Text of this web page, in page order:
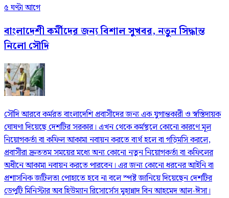
৫ ঘণ্টা আগে
বাংলাদেশী কর্মীদের জন্য বিশাল সুখবর, নতুন সিদ্ধান্ত
নিলো সৌদি
সৌদি আরবে কর্মরত বাংলাদেশি প্রবাসীদের জন্য এক যুগান্তকারী ও স্বস্তিদায়ক
ঘোষণা দিয়েছে দেশটির সরকার। এখন থেকে কর্মস্থলে কোনো কারণে মূল
নিয়োগকর্তা বা কফিল আকামা নবায়ন করতে ব্যর্থ হলে বা গড়িমসি করলে,
প্রবাসীরা দ্রুততম সময়ের মধ্যে অন্য কোনো নতুন নিয়োগকর্তা বা কফিলের
অধীনে আকামা নবায়ন করতে পারবেন। এর জন্য কোনো ধরনের আইনি বা
প্রশাসনিক জটিলতা পোহাতে হবে না বলে স্পষ্ট জানিয়ে দিয়েছেন দেশটির
ডেপুটি মিনিস্টার অব হিউম্যান রিসোর্সেস মুহান্নাদ বিন আহমেদ আল-ঈসা।